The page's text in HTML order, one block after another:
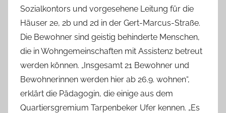
Sozialkontors und vorgesehene Leitung für die
Häuser 2e, 2b und 2d in der Gert-Marcus-Straße.
Die Bewohner sind geistig behinderte Menschen,
die in Wohngemeinschaften mit Assistenz betreut
werden können. „Insgesamt 21 Bewohner und
Bewohnerinnen werden hier ab 26.9. wohnen“,
erklärt die Pädagogin, die einige aus dem
Quartiersgremium Tarpenbeker Ufer kennen. „Es